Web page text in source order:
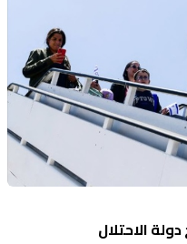
الاحتلال